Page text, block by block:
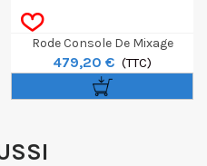
Rode Console De Mixage
Rodecaster Duo
479,20 € (TTC)